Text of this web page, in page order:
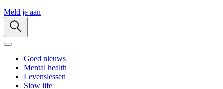
Meld je aan
Goed nieuws
Mental health
Levenslessen
Slow life